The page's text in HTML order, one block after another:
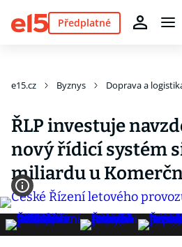
Předplatné
e15.cz Byznys Doprava a
ŘLP investuje
nový řídicí systém
miliardu u